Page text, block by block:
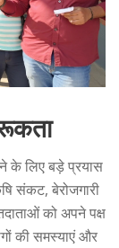
के लिए बड़े प्रयास
संकट, बेरोजगारी
को अपने पक्ष
की समस्याएं और